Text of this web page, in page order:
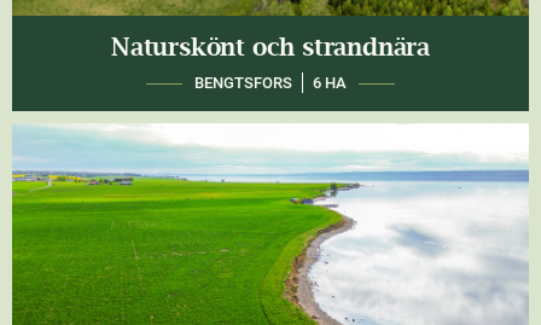
Naturskönt och strandnära
BENGTSFORS 6 HA